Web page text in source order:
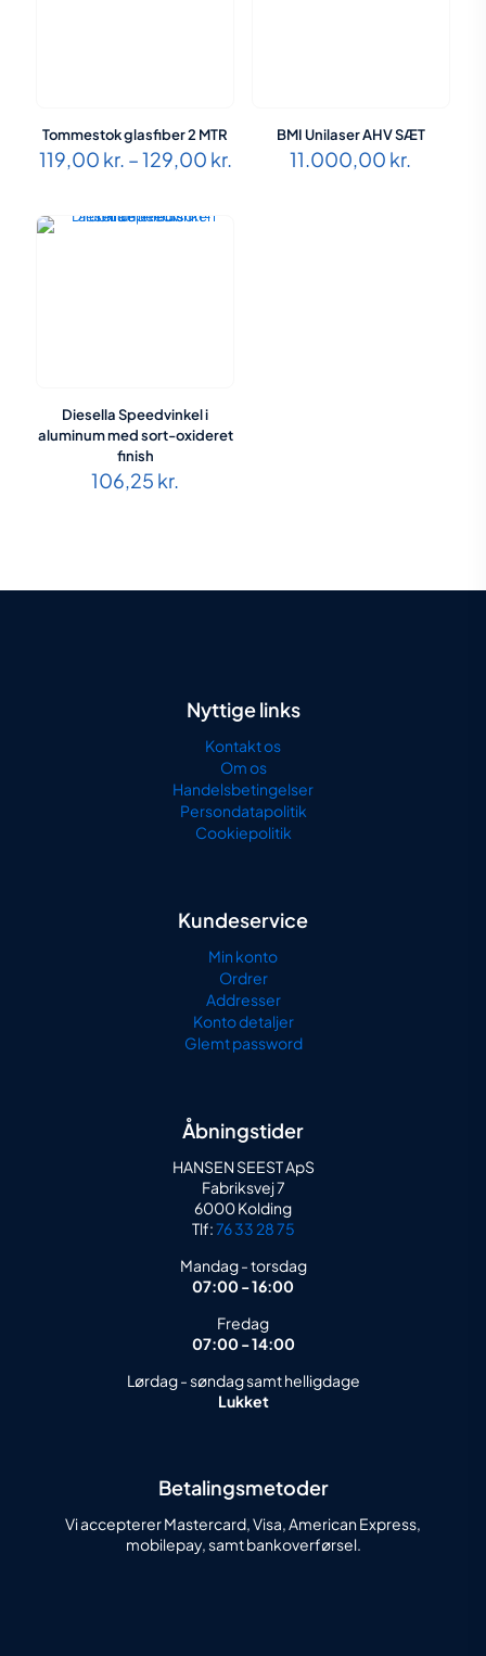
Tommestok glasfiber 2 MTR
119,00 kr. –129,00 kr. Prisinterval:
BMI Unilaser AHV SÆT
11.000,00 kr.
Diesella Speedvinkel i
aluminum med sort-oxideret
finish
106,25 kr.
Nyttige links
Kontakt os
Om os
Handelsbetingelser
Persondatapolitik
Cookiepolitik
Kundeservice
Min konto
Ordrer
Addresser
Konto detaljer
Glemt password
Åbningstider
HANSEN SEEST ApS
Fabriksvej 7
6000 Kolding
Tlf:76 33 28 75
Mandag - torsdag
07:00 - 16:00
Fredag
07:00 - 14:00
Lørdag - søndag samt helligdage
Lukket
Betalingsmetoder
Vi accepterer Mastercard, Visa, American Express,
mobilepay, samt bankoverførsel.